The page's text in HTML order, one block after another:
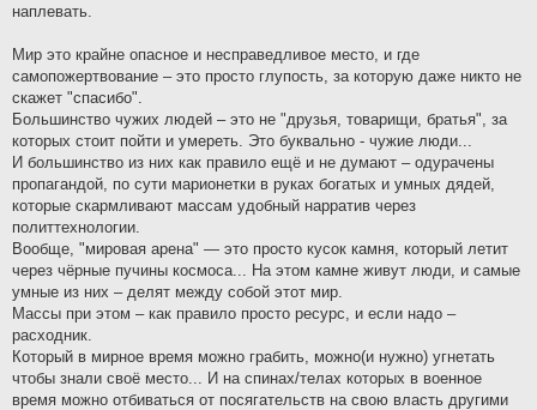
наплевать.
Мир это крайне опасное и несправедливое место, и где
самопожертвование – это просто глупость, за которую даже никто не
скажет "спасибо".
Большинство чужих людей – это не "друзья, товарищи, братья", за
которых стоит пойти и умереть. Это буквально - чужие люди...
И большинство из них как правило ещё и не думают – одурачены
пропагандой, по сути марионетки в руках богатых и умных дядей,
которые скармливают массам удобный нарратив через
политтехнологии.
Вообще, "мировая арена" — это просто кусок камня, который летит
через чёрные пучины космоса... На этом камне живут люди, и самые
умные из них – делят между собой этот мир.
Массы при этом – как правило просто ресурс, и если надо –
расходник.
Который в мирное время можно грабить, можно(и нужно) угнетать
чтобы знали своё место... И на спинах/телах которых в военное
время можно отбиваться от посягательств на свою власть другими